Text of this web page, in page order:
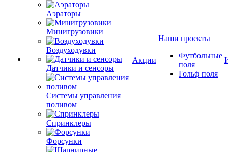
Аэраторы
Минигрузовики
Воздуходувки
Датчики и сенсоры
Системы управления
поливом
Спринклеры
Форсунки
Акции
Наши проекты
Футбольные
поля
Гольф поля